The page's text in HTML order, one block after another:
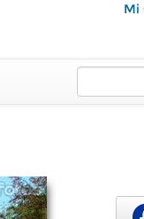
Mi